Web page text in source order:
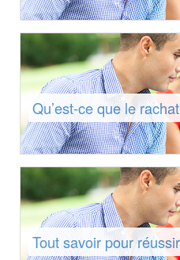
Qu’est-ce que le
Tout savoir pour